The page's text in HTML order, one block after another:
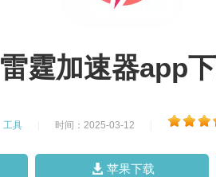
雷霆加速器app
工具 时间：2025-03-12
苹果下载